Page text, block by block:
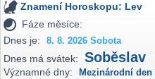
Znamení Horoskopu: Lev
Fáze měsíce:
Dnes je:
8. 8. 2026 Sobota
Dnes má svátek: Soběslav
Významné dny: Mezinárodní